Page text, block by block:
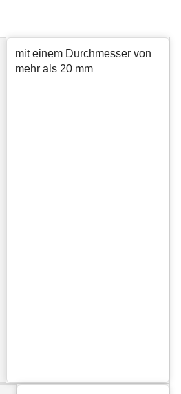
mit einem Durchmesser von
mehr als 20 mm